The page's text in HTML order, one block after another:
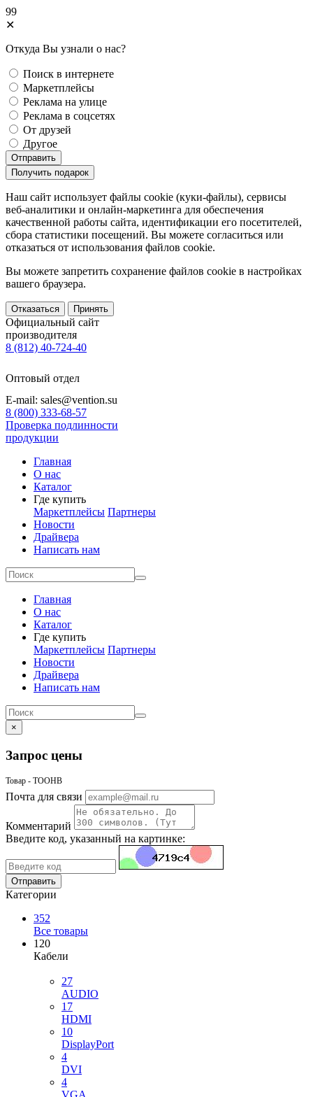
99
✕
Откуда Вы узнали о нас?
Поиск в интернете
Маркетплейсы
Реклама на улице
Реклама в соцсетях
От друзей
Другое
Отправить
Получить подарок
Наш сайт использует файлы cookie (куки-файлы), сервисы
веб-аналитики и онлайн-маркетинга для обеспечения
качественной работы сайта, идентификации его посетителей,
сбора статистики посещений. Вы можете согласиться или
отказаться от использования файлов сookie.
Вы можете запретить сохранение файлов сookie в настройках
вашего браузера.
Отказаться Принять
Официальный сайт
производителя
8 (812) 40-724-40
Оптовый отдел
E-mail: sales@vention.su
8 (800) 333-68-57
Проверка подлинности
продукции
Главная
О нас
Каталог
Где купить
Маркетплейсы Партнеры
Новости
Драйвера
Написать нам
Главная
О нас
Каталог
Где купить
Маркетплейсы Партнеры
Новости
Драйвера
Написать нам
×
Запрос цены
Товар - TOOHB
Почта для связи
Комментарий
Введите код, указанный на картинке:
Отправить
Категории
352
Все товары
120
Кабели
27
AUDIO
17
HDMI
10
DisplayPort
4
DVI
4